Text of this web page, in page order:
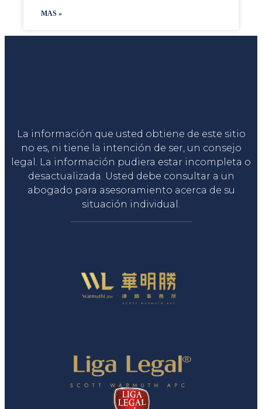
MAS »
La información que usted obtiene de este sitio
no es, ni tiene la intención de ser, un consejo
legal. La información pudiera estar incompleta o
desactualizada. Usted debe consultar a un
abogado para asesoramiento acerca de su
situación individual.